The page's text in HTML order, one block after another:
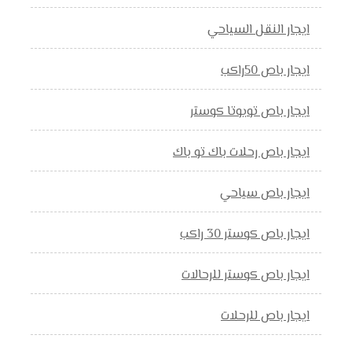
ايجار النقل السياحي
ايجار باص 50راكب
ايجار باص تويوتا كوستر
ايجار باص رحلات باك تو باك
ايجار باص سياحي
ايجار باص كوستر 30 راكب
ايجار باص كوستر للرحالات
ايجار باص للرحلات